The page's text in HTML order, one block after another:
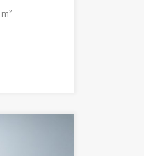
m²